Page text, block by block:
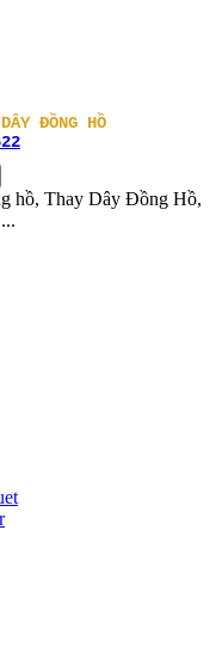
ĐỒNG HỒ
hồ, Thay Dây Đồng Hồ,